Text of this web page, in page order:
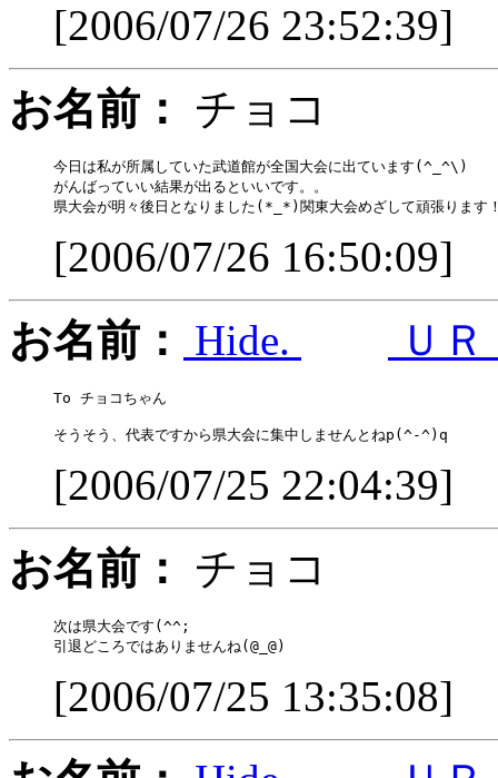
[2006/07/26 23:52:39]
お名前：
チョコ
今日は私が所属していた武道館が全国大会に出ています(^_^\)
がんばっていい結果が出るといいです。。
[2006/07/26 16:50:09]
お名前：
Hide. Ｕ
To チョコちゃん
[2006/07/25 22:04:39]
お名前：
チョコ
次は県大会です(^^;
[2006/07/25 13:35:08]